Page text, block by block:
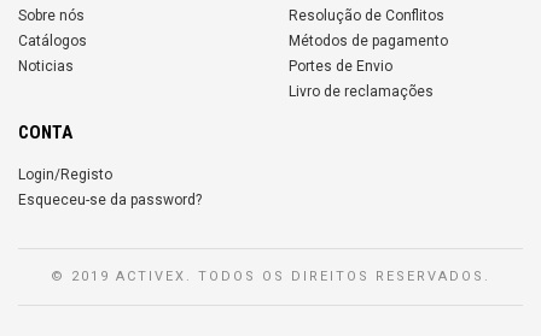
Sobre nós
Catálogos
Noticias
Resolução de Conflitos
Métodos de pagamento
Portes de Envio
Livro de reclamações
CONTA
Login/Registo
Esqueceu-se da password?
© 2019 ACTIVEX. TODOS OS DIREITOS RESERVADOS.